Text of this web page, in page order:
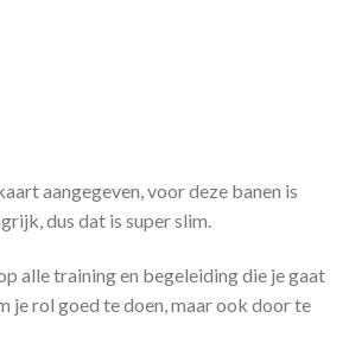
aangegeven, voor deze banen is
dus dat is super slim.
alle training en begeleiding die je gaat
je rol goed te doen, maar ook door te